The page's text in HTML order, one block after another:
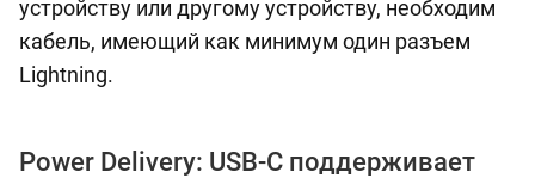
устройству или другому устройству, необходим
кабель, имеющий как минимум один разъем
Lightning.
Power Delivery: USB-C поддерживает